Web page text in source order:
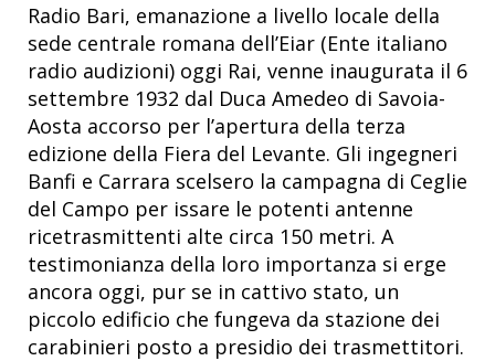
Radio Bari, emanazione a livello locale della
sede centrale romana dell’Eiar (Ente italiano
radio audizioni) oggi Rai, venne inaugurata il 6
settembre 1932 dal Duca Amedeo di Savoia-
Aosta accorso per l’apertura della terza
edizione della Fiera del Levante. Gli ingegneri
Banfi e Carrara scelsero la campagna di Ceglie
del Campo per issare le potenti antenne
ricetrasmittenti alte circa 150 metri. A
testimonianza della loro importanza si erge
ancora oggi, pur se in cattivo stato, un
piccolo edificio che fungeva da stazione dei
carabinieri posto a presidio dei trasmettitori.